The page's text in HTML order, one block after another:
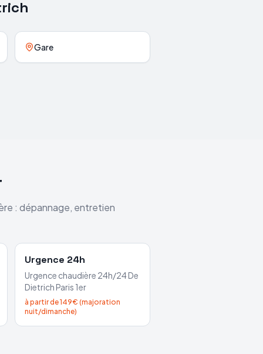
Gare
: dépannage, entretien
Urgence 24h
Urgence chaudière 24h/24De
DietrichParis 1er
à partir de 149€ (majoration
nuit/dimanche)